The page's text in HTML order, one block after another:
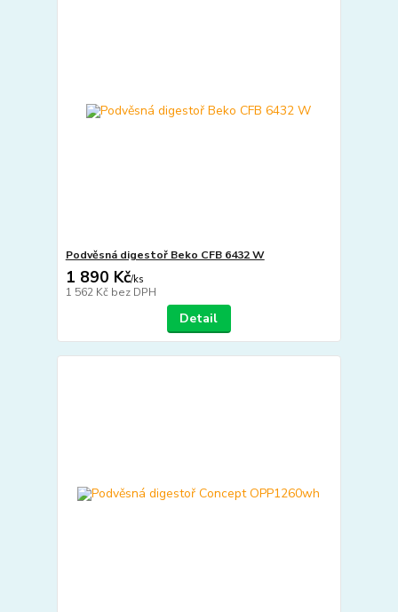
Podvěsná digestoř Beko CFB 6432 W
1 890 Kč/ks
1 562 Kč bez DPH
Detail